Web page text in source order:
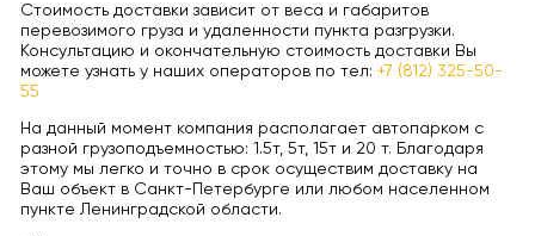
Стоимость доставки зависит от веса и габаритов
перевозимого груза и удаленности пункта разгрузки.
Консультацию и окончательную стоимость доставки Вы
можете узнать у наших операторов по тел: +7 (812) 325-50-
55
На данный момент компания располагает автопарком с
разной грузоподъемностью: 1.5т, 5т, 15т и 20 т. Благодаря
этому мы легко и точно в срок осуществим доставку на
Ваш объект в Санкт-Петербурге или любом населенном
пункте Ленинградской области.